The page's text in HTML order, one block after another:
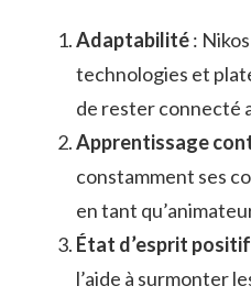
Adaptabilité:
technologies et
de rester connecté
Apprentissage
constamment ses
en tant
État d’esprit positif
l’aide à surmonter